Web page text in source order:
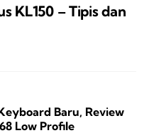
KL150 – Tipis dan
Baru, Review
Low Profile